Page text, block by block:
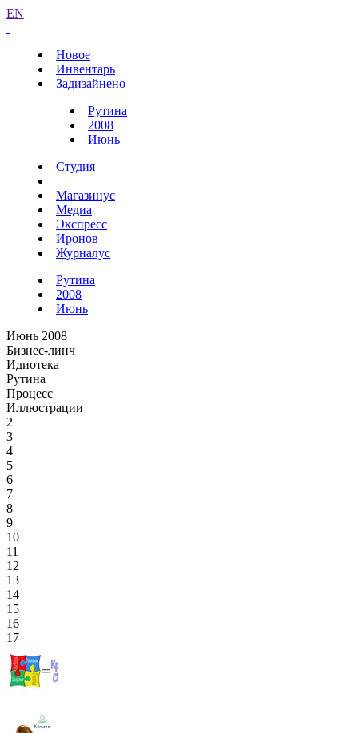
EN
Новое
Инвентарь
Задизайнено
Рутина
2008
Июнь
Студия
Магазинус
Медиа
Экспресс
Иронов
Журналус
Рутина
2008
Июнь
Июнь 2008
Бизнес-линч
Идиотека
Рутина
Процесс
Иллюстрации
2
3
4
5
6
7
8
9
10
11
12
13
14
15
16
17